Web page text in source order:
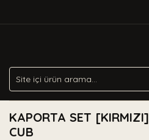
KAPORTA SET
CUB